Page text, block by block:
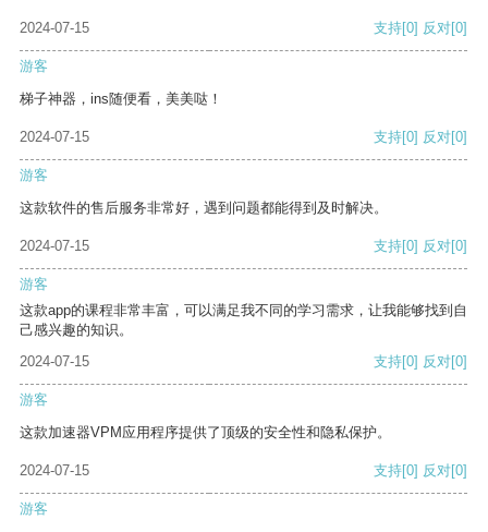
2024-07-15 支持[0] 反对[0]
游客
梯子神器，ins随便看，美美哒！
2024-07-15 支持[0] 反对[0]
游客
这款软件的售后服务非常好，遇到问题都能得到及时解决。
2024-07-15 支持[0] 反对[0]
游客
这款app的课程非常丰富，可以满足我不同的学习需求，让我能够找到自
己感兴趣的知识。
2024-07-15
支持[0] 反对[0]
游客
这款加速器VPM应用程序提供了顶级的安全性和隐私保护。
2024-07-15 支持[0] 反对[0]
游客